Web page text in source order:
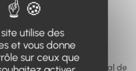
Difficulté
Difficile
du vallon pastoral de
utilise des
et vous donne
sur ceux que